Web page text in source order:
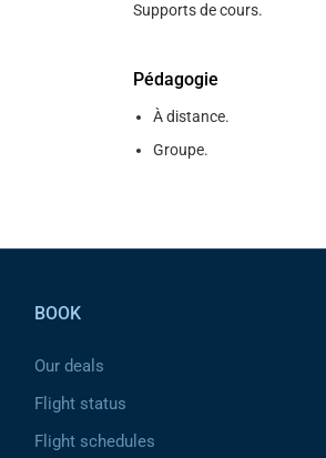
Supports de cours.
Pédagogie
À distance.
Groupe.
BOOK
Our deals
Flight status
Flight schedules